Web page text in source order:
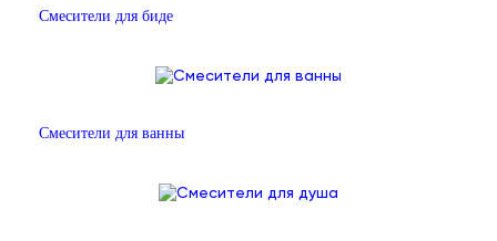
Смесители для биде
Смесители для ванны